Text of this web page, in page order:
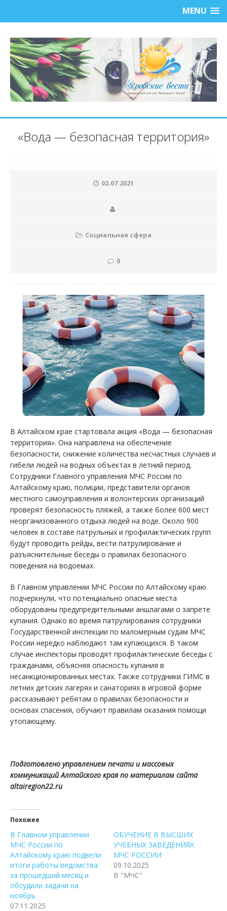
MENU
«Вода — безопасная территория»
02.07.2021
Социальная сфера
0
В Алтайском крае стартовала акция «Вода — безопасная
территория». Она направлена на обеспечение
безопасности, снижение количества несчастных случаев и
гибели людей на водных объектах в летний период.
Сотрудники Главного управления МЧС России по
Алтайскому краю, полиции, представители органов
местного самоуправления и волонтерских организаций
проверят безопасность пляжей, а также более 600 мест
неорганизованного отдыха людей на воде. Около 900
человек в составе патрульных и профилактических групп
будут проводить рейды, вести патрулирование и
разъяснительные беседы о правилах безопасного
поведения на водоемах.
В Главном управлении МЧС России по Алтайскому краю
подчеркнули, что потенциально опасные места
оборудованы предупредительными аншлагами о запрете
купания. Однако во время патрулирования сотрудники
Государственной инспекции по маломерным судам МЧС
России нередко наблюдают там купающихся. В таком
случае инспекторы проводят профилактические беседы с
гражданами, объясняя опасность купания в
несанкционированных местах. Также сотрудники ГИМС в
летних детских лагерях и санаториях в игровой форме
рассказывают ребятам о правилах безопасности и
основах спасения, обучают правилам оказания помощи
утопающему.
Подготовлено управлением печати и массовых
коммуникаций Алтайского края по материалам сайта
altairegion22.ru
Похожее
В Главном управлении
МЧС России по
Алтайскому краю подвели
итоги работы ведомства
за прошедший месяц и
обсудили задачи на
ноябрь
07.11.2025
ОБУЧЕНИЕ В ВЫСШИХ
УЧЕБНЫХ ЗАВЕДЕНИЯХ
МЧС РОССИИ
09.10.2025
В "МЧС"